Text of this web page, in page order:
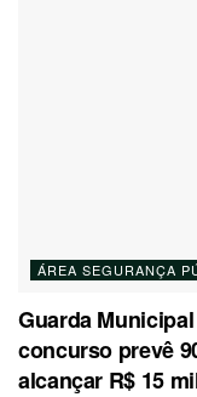
ÁREA SEGURANÇA
Guarda
concurso prevê
alcançar R$ 15